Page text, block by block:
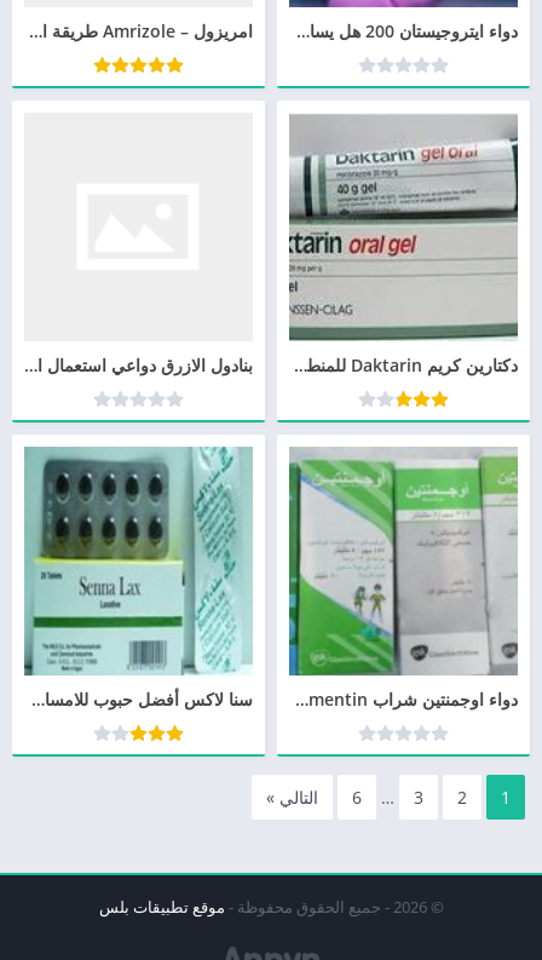
دواء ايتروجيستان 200 هل يساعد على الحمل Utrogestan امريزول – Amrizole طريقة الإستعمال، والوقاية والموانع و الاستخدام،
دكتارين كريم Daktarin للمنطقه الحساسه وللفطريات المهبلية واللسان والفم بنادول الازرق دواعي استعمال البندول الاخضر، البندول الازرق+ بندول البرتقالي + البندول الاحمر
دواء اوجمنتين شراب augmentin وموانع الاستخدام سنا لاكس أفضل حبوب للامساك دواعي الاستعمال وجرعة Senna Lax
1
2
3
…
6 التالي »
© 2026 - جميع الحقوق محفوظة - موقع تطبيقات بلس